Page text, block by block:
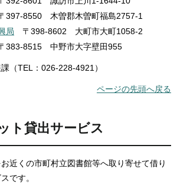
397-8550 木曽郡木曽町福島2757-1
局 〒398-8602 大町市大町1058-2
383-8515 中野市大字壁田955
（TEL：026-228-4921）
ページの先頭へ戻る
ト貸出サービス
近くの市町村立図書館等へ取り寄せて借り
です。